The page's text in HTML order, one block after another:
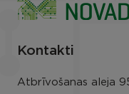
Kontakti
Atbrīvošanas aleja